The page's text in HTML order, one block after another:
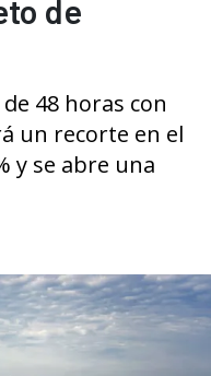
de
48 horas con
un recorte en el
y se abre una